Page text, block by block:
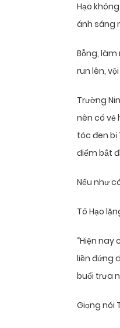
Hạo
ánh sáng
Bỗng, làm
run lên,
Trường
nên có vẻ
tóc đen bị
điểm bắt
Nếu như
Tô Hạo
“Hiện
liền đứng
buổi trưa
Giọng nói